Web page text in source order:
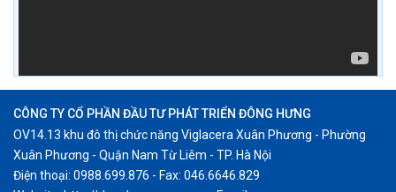
CÔNG TY CỔ PHẦN ĐẦU TƯ PHÁT TRIỂN ĐÔNG HƯNG
OV14.13 khu đô thị chức năng Viglacera Xuân Phương - Phường
Xuân Phương - Quận Nam Từ Liêm - TP. Hà Nội
Điện thoại: 0988.699.876 - Fax: 046.6646.829